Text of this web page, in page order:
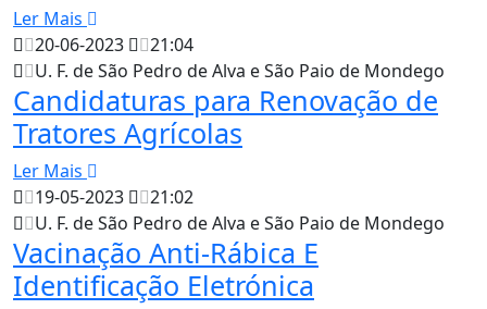
Ler Mais
20-06-2023
21:04
U. F. de São Pedro de Alva e São Paio de Mondego
Candidaturas para Renovação de
Tratores Agrícolas
Ler Mais
19-05-2023
21:02
U. F. de São Pedro de Alva e São Paio de Mondego
Vacinação Anti-Rábica E
Identificação Eletrónica